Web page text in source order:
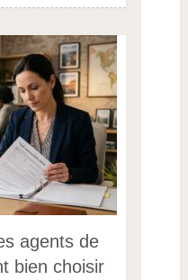
agents de
bien choisir